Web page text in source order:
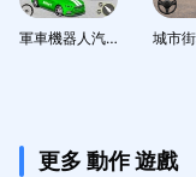
軍車機器人汽車遊戲–機器人遊戲
更多 動作 遊戲